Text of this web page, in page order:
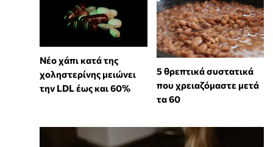
Νέο χάπι κατά της
χοληστερίνης μειώνει
την LDL έως και 60%
5 θρεπτικά συστατικά
που χρειαζόμαστε μετά
τα 60